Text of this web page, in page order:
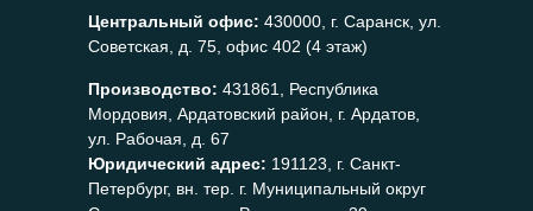
Центральный офис: 430000, г. Саранск, ул.
Советская, д. 75, офис 402 (4 этаж)
Производство: 431861, Республика
Мордовия, Ардатовский район, г. Ардатов,
ул. Рабочая, д. 67
Юридический адрес: 191123, г. Санкт-
Петербург, вн. тер. г. Муниципальный округ